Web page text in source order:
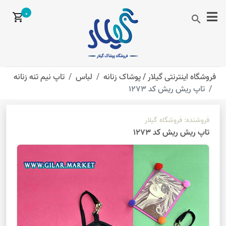
search
shopping_cart0
فروشگاه اینترنتی گیلار /پوشاک زنانه لباس
تاپ نیم تنه زنانه
تاپ ریش ریش کد 1273
فروشنده: فروشگاه گیلار
تاپ ریش ریش کد 1273